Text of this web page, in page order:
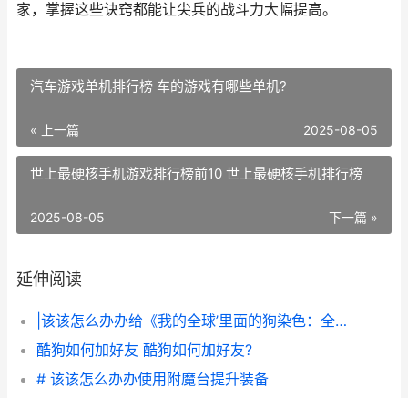
家，掌握这些诀窍都能让尖兵的战斗力大幅提高。
汽车游戏单机排行榜 车的游戏有哪些单机?
« 上一篇 2025-08-05
世上最硬核手机游戏排行榜前10 世上最硬核手机排行榜
下一篇 »
2025-08-05
延伸阅读
|该该怎么办办给《我的全球’里面的狗染色：全方位指南|
酷狗如何加好友 酷狗如何加好友?
# 该该怎么办办使用附魔台提升装备